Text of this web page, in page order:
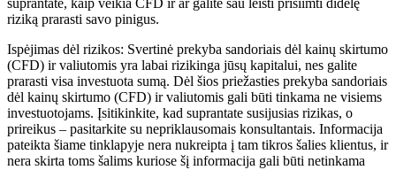
riziką prarasti savo pinigus.
Ispėjimas dėl rizikos: Svertinė prekyba sandoriais dėl kainų skirtumo
(CFD) ir valiutomis yra labai rizikinga jūsų kapitalui, nes galite
prarasti visa investuota sumą. Dėl šios priežasties prekyba sandoriais
dėl kainų skirtumo (CFD) ir valiutomis gali būti tinkama ne visiems
investuotojams. Įsitikinkite, kad suprantate susijusias rizikas, o
prireikus – pasitarkite su nepriklausomais konsultantais. Informacija
pateikta šiame tinklapyje nera nukreipta į tam tikros šalies klientus, ir
nera skirta toms šalims kuriose šį informacija gali būti netinkama